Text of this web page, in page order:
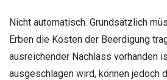
Nicht automatisch. Grundsätzlich
Erben die Kosten der Beerdigung
ausreichender Nachlass vorhanden
ausgeschlagen wird, können jedoch